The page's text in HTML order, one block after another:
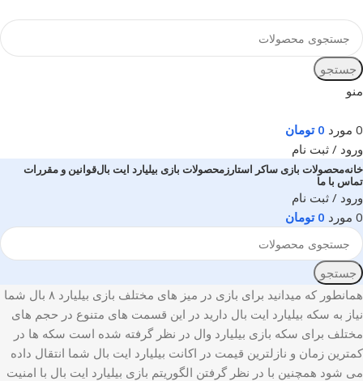
جستجو
منو
0 مورد 0 تومان
ورود / ثبت نام
خانهمحصولات بازی ساکر استارز محصولات بازی بیلیارد ایت بالقوانین و مقررات
تماس با ما
ورود / ثبت نام
0 مورد 0 تومان
جستجو
همانطور که میدانید برای بازی در میز های مختلف بازی بیلیارد ۸ بال شما
نیاز به سکه بیلیارد ایت بال دارید در این قسمت های متنوع در حجم های
مختلف برای سکه بازی بیلیارد وال در نظر گرفته شده است سکه ها در
کمترین زمان و نازلترین قیمت در اکانت بیلیارد ایت بال شما انتقال داده
می شود همچنین با در نظر گرفتن الگوریتم بازی بیلیارد ایت بال با امنیت